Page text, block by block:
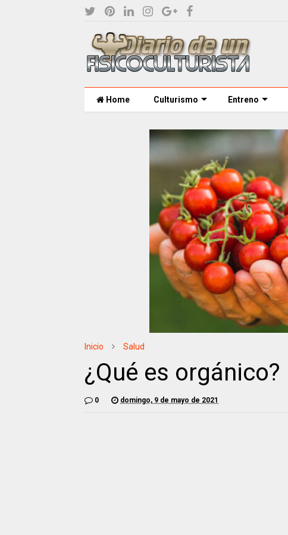
Home Culturismo Entreno
Inicio Salud
¿Qué es orgánico?
0 domingo, 9 de mayo de 2021